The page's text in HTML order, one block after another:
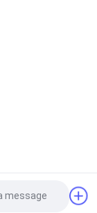
All